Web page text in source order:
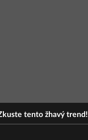
tento žhavý trend!